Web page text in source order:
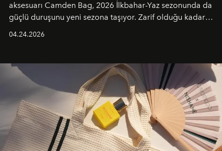
aksesuarı Camden Bag, 2026 İlkbahar-Yaz sezonunda da
güçlü duruşunu yeni sezona taşıyor. Zarif olduğu kadar
04.24.2026